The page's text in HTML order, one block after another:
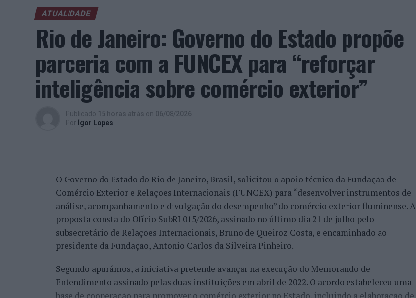
iniciativas locais e projetos de desenvolvimento regional. Segundo explicou, esse
envolvimento tem permitido “consolidar a sua presença em vários concelhos da Beira
Interior e alargar a atividade além-fronteiras”.
“O meu sentimento é de promessa cumprida, promessa conquistada e é isto que eu faço.
Aquilo que eu cumpro, para mim, é glorioso, na medida em que as pessoas sentem a
satisfação, tal como eu, de todo o trabalho que nós temos feito, no fundo, por uma
comunidade que é grande, não só pela Covilhã, Belmonte, Fundão, Manteigas, tenho feito um
trabalho de divulgação e de ação”, descreveu este consultor, que acrescentou que esse
reconhecimento se reflete igualmente na confiança demonstrada por clientes nacionais e
venda do imóvel deles, para comprar um imóvel, para um desenvolvimento turístico”,
revelou.
A procura internacional e a transformação da habitação impulsionam o
“crescimento da região”
Além da procura nacional, António Carlos frisa que o mercado imobiliário da Beira Interior
está também a captar investidores estrangeiros, “nomeadamente do Brasil, França, Israel e
ATUALIDADE
Rio de Janeiro: Governo do Estado propõe
parceria com a FUNCEX para “reforçar
inteligência sobre comércio exterior”
Publicado 15 horas atrás on 06/08/2026
Por Ígor Lopes
O Governo do Estado do Rio de Janeiro, Brasil, solicitou o apoio técnico da Fundação de
Comércio Exterior e Relações Internacionais (FUNCEX) para “desenvolver instrumentos de
análise, acompanhamento e divulgação do desempenho” do comércio exterior fluminense. A
proposta consta do Ofício SubRI 015/2026, assinado no último dia 21 de julho pelo
subsecretário de Relações Internacionais, Bruno de Queiroz Costa, e encaminhado ao
presidente da Fundação, Antonio Carlos da Silveira Pinheiro.
Segundo apurámos, a iniciativa pretende avançar na execução do Memorando de
Entendimento assinado pelas duas instituições em abril de 2022. O acordo estabeleceu uma
base de cooperação para promover o comércio exterior no Estado, incluindo a elaboração de